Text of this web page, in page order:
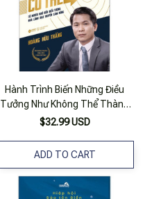
Hành Trình Biến Những Điều
Tưởng Như Không Thể Thành
Có Thể
$32.99 USD
ADD TO CART